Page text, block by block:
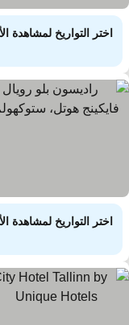
اختر التواريخ لمشاهدة
اختر التواريخ لمشاهدة